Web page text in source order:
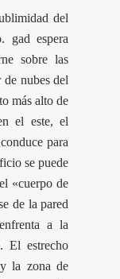
del
gad espera
sobre las
nubes del
más alto de
el este, el
para
se puede
«cuerpo de
de la pared
a la
El estrecho
la zona de